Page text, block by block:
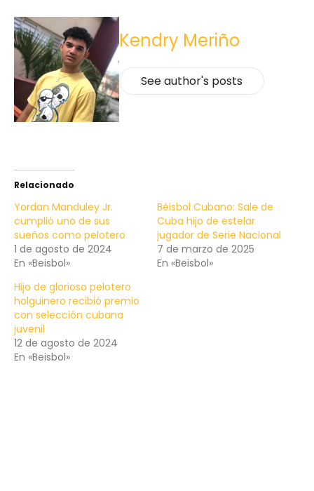
Kendry Meriño
See author's posts
Relacionado
Yordan Manduley Jr.
cumplió uno de sus
sueños como pelotero
1 de agosto de 2024
En «Beisbol»
Béisbol Cubano: Sale de
Cuba hijo de estelar
jugador de Serie Nacional
7 de marzo de 2025
En «Beisbol»
Hijo de glorioso pelotero
holguinero recibió premio
con selección cubana
juvenil
12 de agosto de 2024
En «Beisbol»